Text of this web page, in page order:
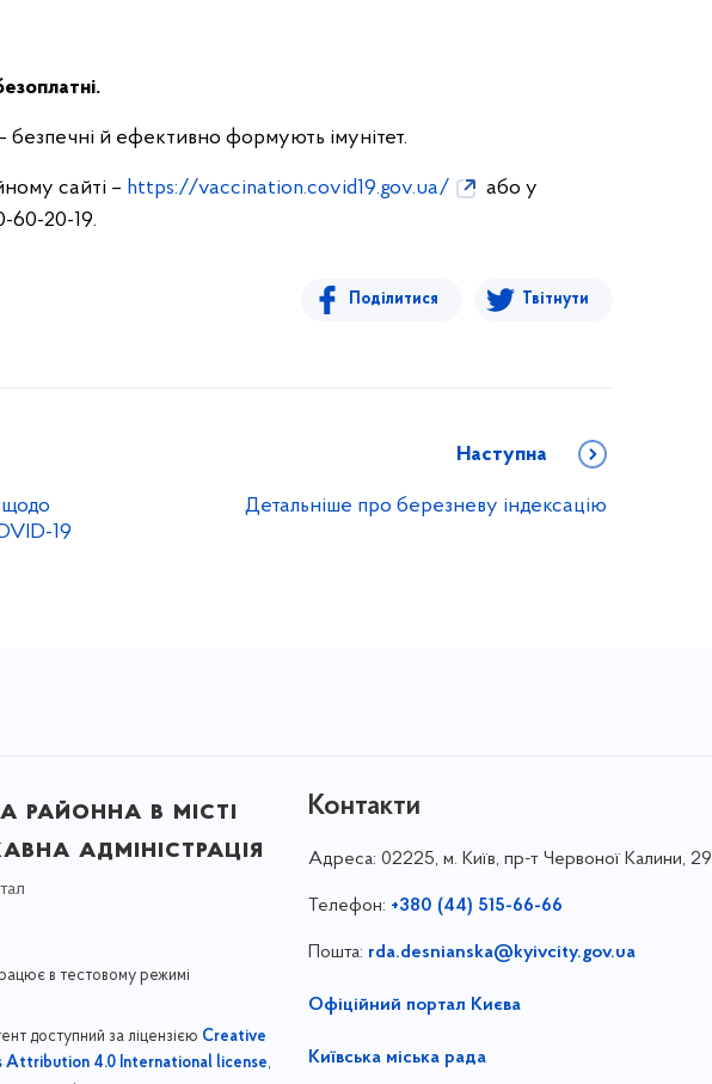
безпечні й ефективно формують імунітет.
сайті – https://vaccination.covid19.gov.ua/
або у
60-20-19.
Поділитися Твітнути
щодо
19
Наступна
Детальніше про березневу індексацію
районна в місті
адміністрація
в тестовому режимі
доступний за ліцензією Creative
Attribution 4.0 International license,
Контакти
Адреса: 02225, м. Київ, пр-т Червоної Калини, 29
Телефон: +380 (44) 515-66-66
Пошта: rda.desnianska@kyivcity.gov.ua
Офіційний портал Києва
Київська міська рада